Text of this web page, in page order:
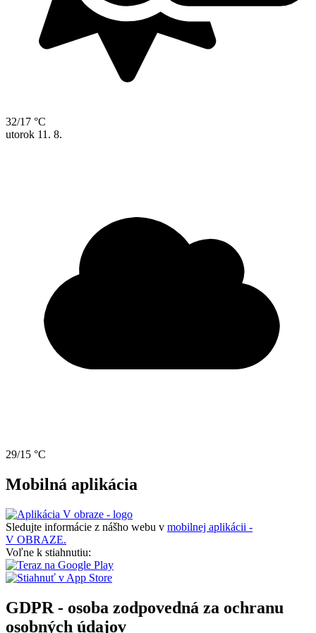
32/17 °C
utorok 11. 8.
29/15 °C
Mobilná aplikácia
Sledujte informácie z nášho webu v mobilnej aplikácii -
V OBRAZE.
Voľne k stiahnutiu:
GDPR - osoba zodpovedná za ochranu
osobných údajov